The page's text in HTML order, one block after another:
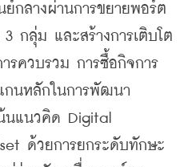
ย์กลางผ่านการขยายพอร์ต
กลุ่ม และสร้างการเติบโต
รควบรวม การซื้อกิจการ
กนหลักในการพัฒนา
นแนวคิด Digital
ด้วยการยกระดับทักษะ